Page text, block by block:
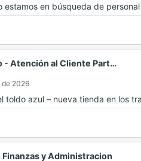
estamos en búsqueda de
- Atención al Cliente Part…
de 2026
toldo azul – nueva tienda en los
y Administracion